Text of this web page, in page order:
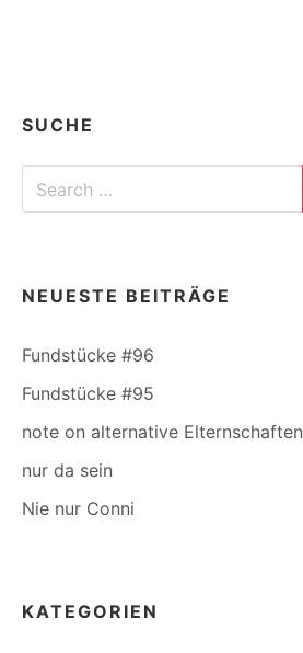
SUCHE
Search
for:
NEUESTE BEITRÄGE
Fundstücke #96
Fundstücke #95
note on alternative Elternschaften
nur da sein
Nie nur Conni
KATEGORIEN